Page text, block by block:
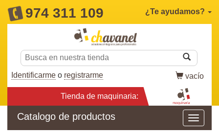
974 311 109 ¿Te ayudamos?
Identificarme o registrarme vacío
Tienda de maquinaria:
Catalogo de productos